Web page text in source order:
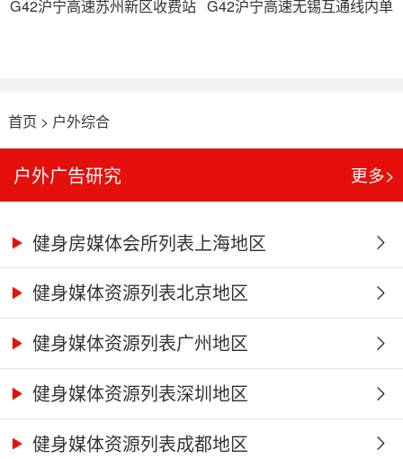
G42沪宁高速苏州新区收费站 G42沪宁高速无锡互通线内单
首页 > 户外综合
户外广告研究 更多>
健身房媒体会所列表上海地区
健身媒体资源列表北京地区
健身媒体资源列表广州地区
健身媒体资源列表深圳地区
健身媒体资源列表成都地区